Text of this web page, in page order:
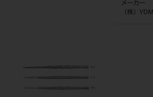
メーカー
（株）YDM